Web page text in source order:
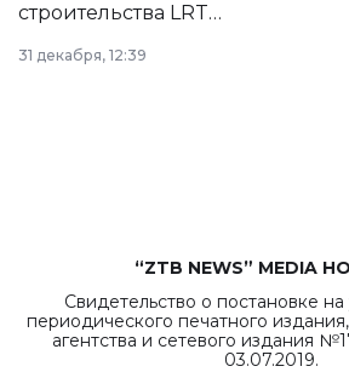
строительства LRT
в Астане из
республиканского
31 декабря, 12:39
“ZTB NEWS” MEDIA
Свидетельство о постановке
периодического печатного
агентства и сетевого издания
03.07.2019.